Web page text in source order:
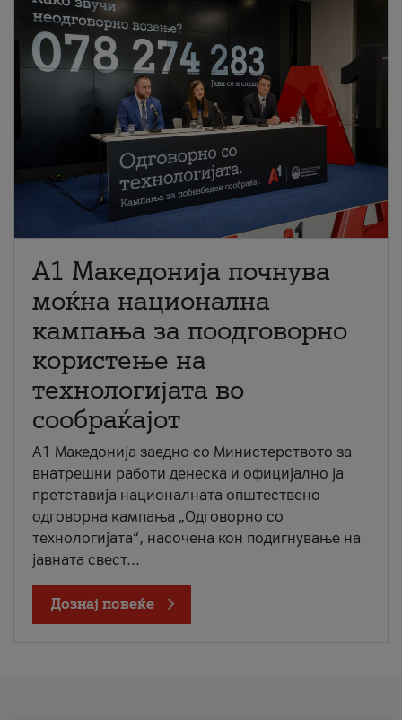
A1 Македонија почнува
моќна национална
кампања за поодговорно
користење на
технологијата во
сообраќајот
A1 Македонија заедно со Министерството за
внатрешни работи денеска и официјално ја
претставија националната општествено
одговорна кампања „Одговорно со
технологијата“, насочена кон подигнување на
јавната свест...
Дознај повеќе